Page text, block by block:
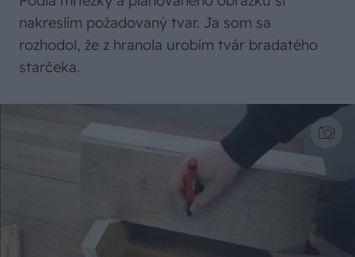
nakreslím požadovaný tvar. Ja som sa
rozhodol, že z hranola urobím tvár bradatého
starčeka.